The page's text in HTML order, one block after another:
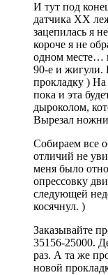
И тут под
датчика ХХ
зацепилась я
короче я не
одном месте…
90-е и жигули.
прокладку )
пока и эта
дыроколом,
Вырезал
Собираем все
отличий не
меня было
опрессовку
следующей
косячнул. )
Заказывайте
35156-25000.
раз. А та же
новой